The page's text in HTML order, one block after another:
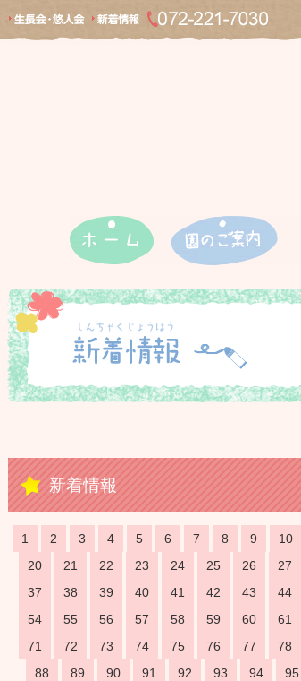
新着情報
1 2 3 4 5 6 7 8 9 10
20
21 22 23 24 25 26 27
37
38 39 40 41 42 43 44
54
55 56 57 58 59 60 61
71
72 73 74 75 76 77 78
88
89 90 91 92 93 94 95